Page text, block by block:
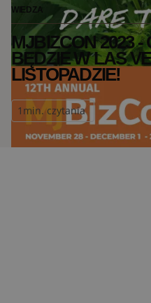
WIEDZA
MJBIZCON 2023 -
BĘDZIE W LAS
LISTOPADZIE!
1 min. czytania